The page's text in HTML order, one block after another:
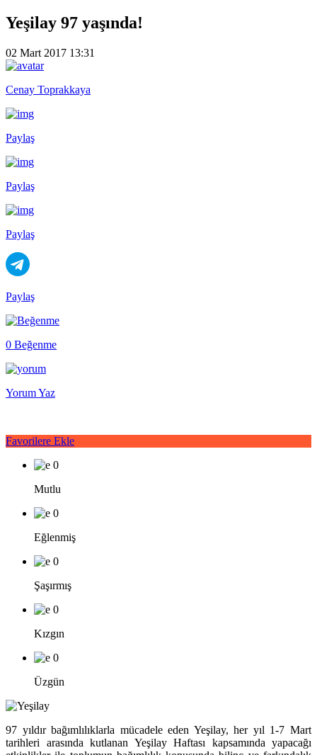
Yeşilay 97 yaşında!
02 Mart 2017 13:31
Cenay Toprakkaya
Paylaş
Paylaş
Paylaş
Paylaş
0 Beğenme
Yorum Yaz
Favorilere Ekle
0
Mutlu
0
Eğlenmiş
0
Şaşırmış
0
Kızgın
0
Üzgün
97 yıldır bağımlılıklarla mücadele eden Yeşilay, her yıl 1-7 Mart
tarihleri arasında kutlanan Yeşilay Haftası kapsamında yapacağı